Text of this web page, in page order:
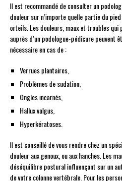
Il est recommandé de consulter un
douleur sur n’importe quelle partie du
orteils. Les douleurs, maux et troubles
auprès d’un podologue-pédicure peuvent
nécessaire en cas de :
Verrues plantaires,
Problèmes de sudation,
Ongles incarnés,
Hallux valgus,
Hyperkératoses.
Il est conseillé de vous rendre chez un
douleur aux genoux, ou aux hanches. Les
déséquilibre postural influençant sur un
de votre colonne vertébrale. Pour les